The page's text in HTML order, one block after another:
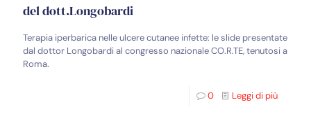
del dott.Longobardi
Terapia iperbarica nelle ulcere cutanee infette: le slide presentate
dal dottor Longobardi al congresso nazionale CO.R.TE, tenutosi a
Roma.
0 Leggi di più